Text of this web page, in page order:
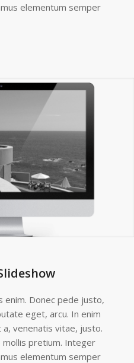
elementum semper
enim. Donec pede justo,
eget, arcu. In enim
venenatis vitae, justo.
mollis pretium. Integer
elementum semper